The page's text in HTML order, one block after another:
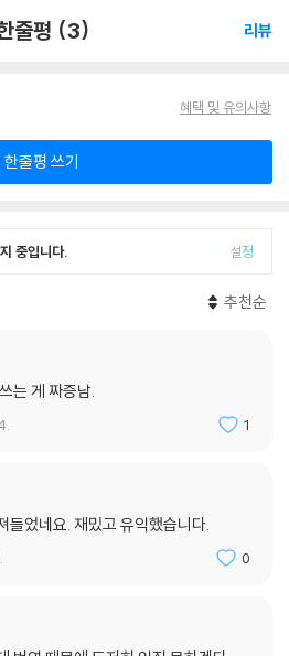
줄평 (3) 리뷰
혜택 및 유의사항
한줄평 쓰기
중입니다. 설정
추천순
는 게 짜증남.
1
들었네요. 재밌고 유익했습니다.
0